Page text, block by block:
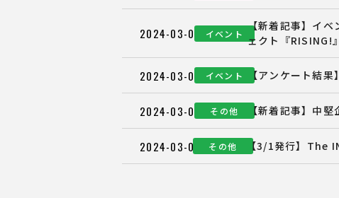
2024-03-05 イベント
【新着記事】イベ
ェクト『RISING!
2024-03-04 イベント 【アンケート結
2024-03-04 その他 【新着記事】中
2024-03-01 その他 【3/1発行】The